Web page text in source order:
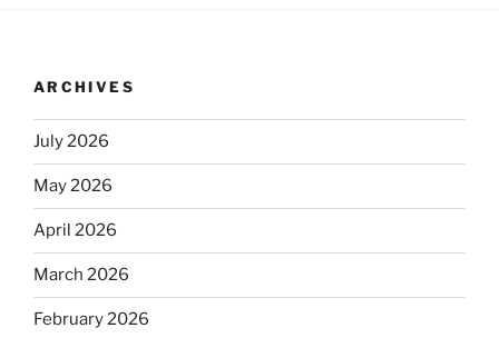
ARCHIVES
July 2026
May 2026
April 2026
March 2026
February 2026